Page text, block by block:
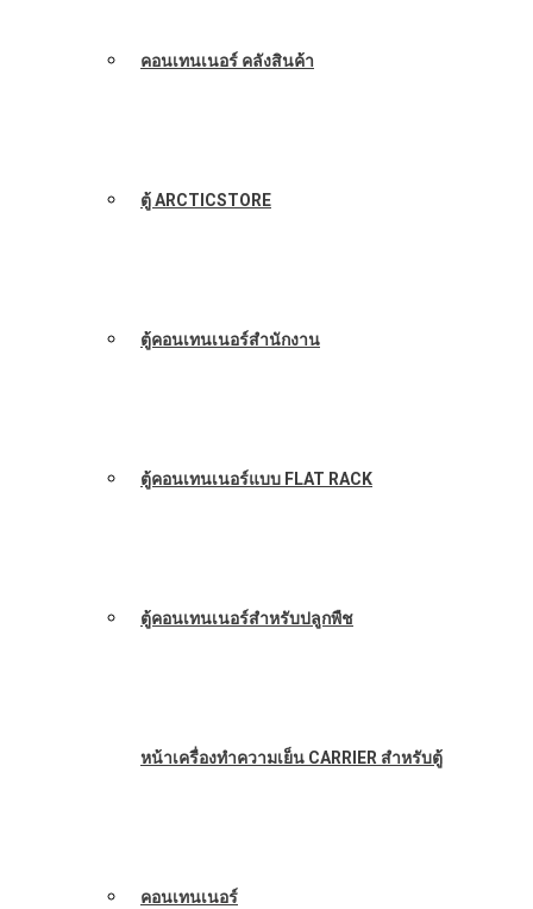
คอนเทนเนอร์ คลังสินค้า
ตู้ ARCTICSTORE
ตู้คอนเทนเนอร์สำนักงาน
ตู้คอนเทนเนอร์แบบ FLAT RACK
ตู้คอนเทนเนอร์สำหรับปลูกพืช
หน้าเครื่องทำความเย็น CARRIER สำหรับตู้
คอนเทนเนอร์